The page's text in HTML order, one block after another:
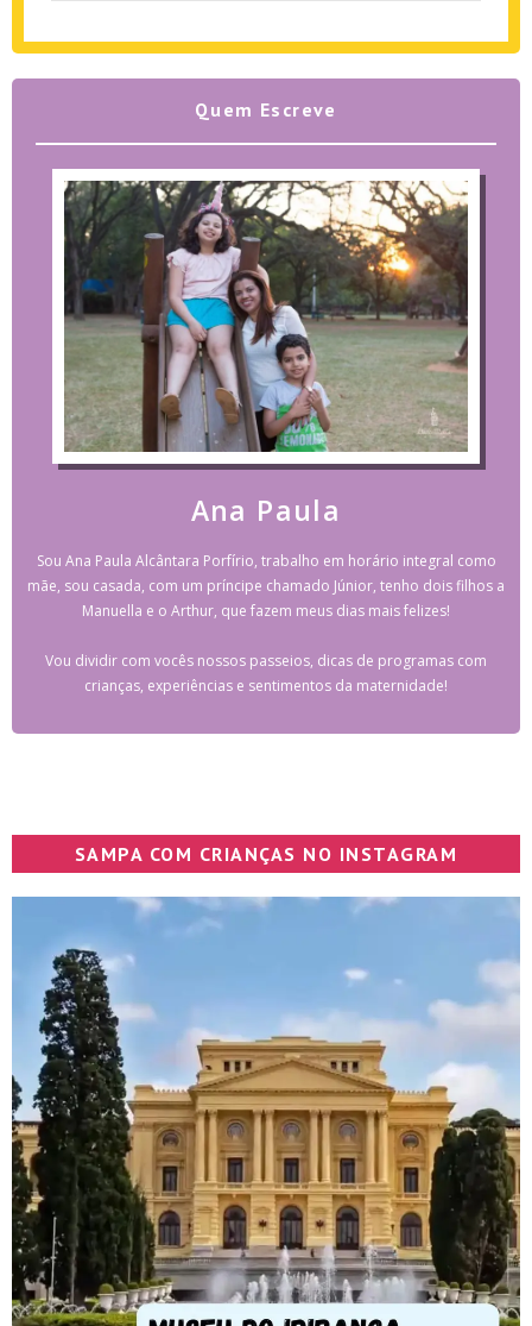
Quem Escreve
Ana Paula
Sou Ana Paula Alcântara Porfírio, trabalho em horário integral como
mãe, sou casada, com um príncipe chamado Júnior, tenho dois filhos a
Manuella e o Arthur, que fazem meus dias mais felizes!
Vou dividir com vocês nossos passeios, dicas de programas com
crianças, experiências e sentimentos da maternidade!
SAMPA COM CRIANÇAS NO INSTAGRAM